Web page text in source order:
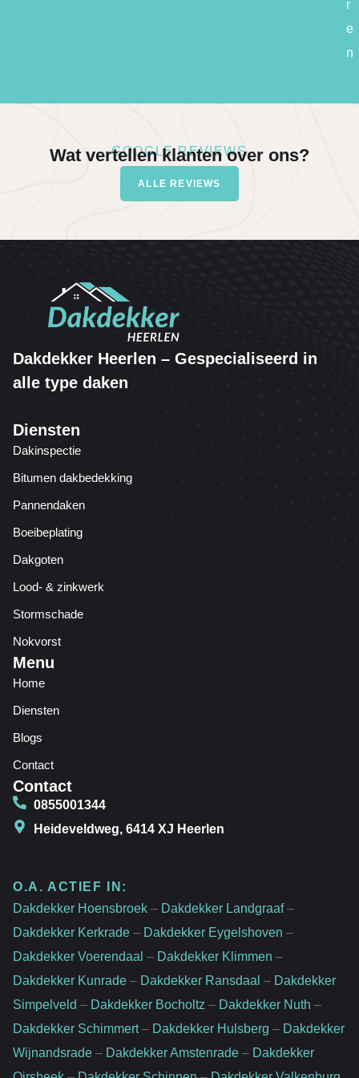
r
e
n
GOOGLE REVIEWS
Wat vertellen klanten over ons?
ALLE REVIEWS
Dakdekker Heerlen – Gespecialiseerd in
alle type daken
Diensten
Dakinspectie
Bitumen dakbedekking
Pannendaken
Boeibeplating
Dakgoten
Lood- & zinkwerk
Stormschade
Nokvorst
Menu
Home
Diensten
Blogs
Contact
Contact
0855001344
Heideveldweg, 6414 XJ Heerlen
O.A. ACTIEF IN:
Dakdekker Hoensbroek – Dakdekker Landgraaf–
Dakdekker Kerkrade – Dakdekker Eygelshoven –
Dakdekker Voerendaal – Dakdekker Klimmen –
Dakdekker Kunrade – Dakdekker Ransdaal – Dakdekker
Simpelveld – Dakdekker Bocholtz – Dakdekker Nuth –
Dakdekker Schimmert– Dakdekker Hulsberg – Dakdekker
Wijnandsrade – Dakdekker Amstenrade – Dakdekker